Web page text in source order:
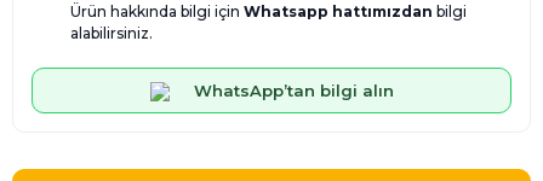
Ürün hakkında bilgi için Whatsapp hattımızdan bilgi
alabilirsiniz.
WhatsApp’tan bilgi alın